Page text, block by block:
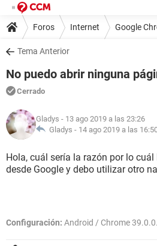
Foros Internet Google
Tema Anterior
No puedo abrir ninguna
Cerrado
Gladys - 13 ago 2019 a las 23:26
Gladys - 14 ago 2019 a las
Hola, cuál sería la razón por lo
desde Google y debo utilizar otro
Configuración: Android / Chrome